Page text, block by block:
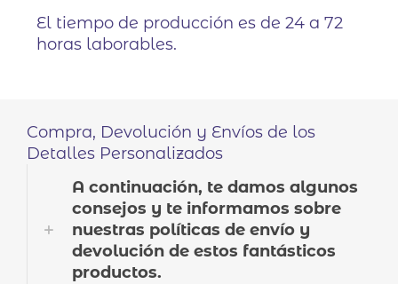
El tiempo de producción es de 24 a 72
horas laborables.
Compra, Devolución y Envíos de los
Detalles Personalizados
A continuación, te damos algunos
consejos y te informamos sobre
nuestras políticas de envío y
devolución de estos fantásticos
productos.